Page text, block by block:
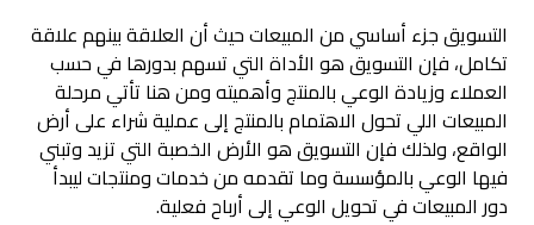
التسويق جزء أساسي من المبيعات حيث أن العلاقة بينهم علاقة
تكامل، فإن التسويق هو الأداة التي تسهم بدورها في حسب
العملاء وزيادة الوعي بالمنتج وأهميته ومن هنا تأتي مرحلة
المبيعات اللي تحول الاهتمام بالمنتج إلى عملية شراء على أرض
الواقع، ولذلك فإن التسويق هو الأرض الخصبة التي تزيد وتبني
فيها الوعي بالمؤسسة وما تقدمه من خدمات ومنتجات ليبدأ
دور المبيعات في تحويل الوعي إلى أرباح فعلية.